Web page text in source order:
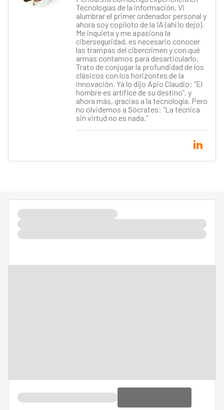
Tecnologías de la información. Vi
alumbrar el primer ordenador personal y
ahora soy copiloto de la IA (ahí lo dejo).
Me inquieta y me apasiona la
ciberseguridad, es necesario conocer
las trampas del cibercrimen y con qué
armas contamos para desarticularlo.
Trato de conjugar la profundidad de los
clásicos con los horizontes de la
innovación. Ya lo dijo Apio Claudio: “El
hombre es artífice de su destino”, y
ahora más, gracias a la tecnología. Pero
no olvidemos a Sócrates: “La técnica
sin virtud no es nada.”